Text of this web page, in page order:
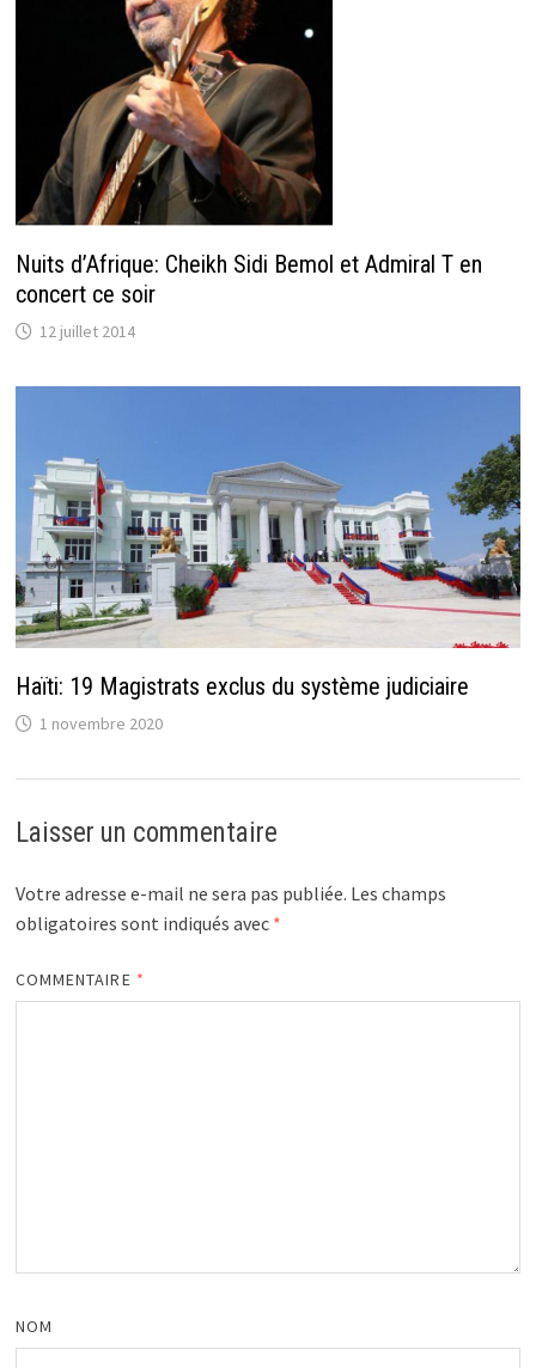
Nuits d’Afrique: Cheikh Sidi Bemol et Admiral T en
concert ce soir
12 juillet 2014
Haïti: 19 Magistrats exclus du système judiciaire
1 novembre 2020
Laisser un commentaire
Votre adresse e-mail ne sera pas publiée. Les champs
obligatoires sont indiqués avec *
COMMENTAIRE *
NOM